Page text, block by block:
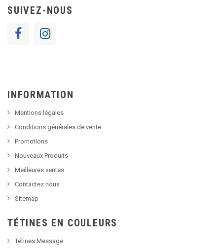
SUIVEZ-NOUS
INFORMATION
Mentions légales
Conditions générales de vente
Promotions
Nouveaux Produits
Meilleures ventes
Contactez nous
Sitemap
TÉTINES EN COULEURS
Tétines Message